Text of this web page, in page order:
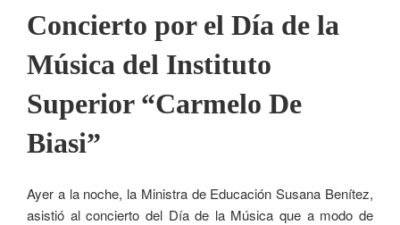
Concierto por el Día de la
Música del Instituto
Superior “Carmelo De
Biasi”
Ayer a la noche, la Ministra de Educación Susana Benítez,
asistió al concierto del Día de la Música que a modo de